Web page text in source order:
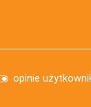
opinie